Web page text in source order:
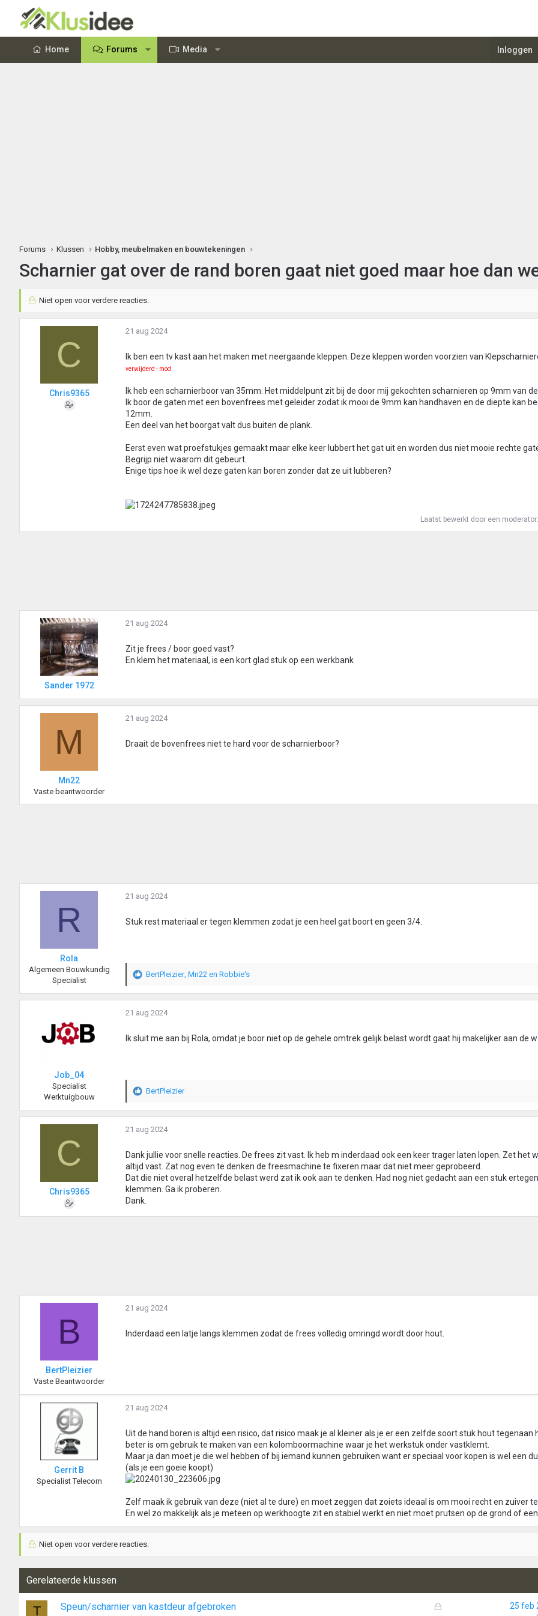
Home Forums Media Inloggen
Forums Klussen Hobby, meubelmaken en bouwtekeningen
Scharnier gat over de rand boren gaat niet goed maar hoe dan
Niet open voor verdere reacties.
C
Chris9365
21 aug 2024
Ik ben een tv kast aan het maken met neergaande kleppen. Deze kleppen worden voorzien van
verwijderd - mod
Ik heb een scharnierboor van 35mm. Het middelpunt zit bij de door mij gekochten scharnieren op 9mm van de
Ik boor de gaten met een bovenfrees met geleider zodat ik mooi de 9mm kan handhaven en de diepte kan
12mm.
Een deel van het boorgat valt dus buiten de plank.
Eerst even wat proefstukjes gemaakt maar elke keer lubbert het gat uit en worden dus niet mooie rechte
Begrijp niet waarom dit gebeurt.
Enige tips hoe ik wel deze gaten kan boren zonder dat ze uit lubberen?
Laatst bewerkt door een moderator:
Sander 1972
21 aug 2024
Zit je frees / boor goed vast?
En klem het materiaal, is een kort glad stuk op een werkbank
M
Mn22
Vaste beantwoorder
21 aug 2024
Draait de bovenfrees niet te hard voor de scharnierboor?
R
Rola
Algemeen Bouwkundig
Specialist
21 aug 2024
Stuk rest materiaal er tegen klemmen zodat je een heel gat boort en geen 3/4.
W
a
r
r
e
n
:
BertPleizier, Mn22 en Robbie's
Job_04
Specialist
Werktuigbouw
21 aug 2024
Ik sluit me aan bij Rola, omdat je boor niet op de gehele omtrek gelijk belast wordt gaat hij makelijker aan de
W
a
r
r
i
n
g
e
n
BertPleizier
C
Chris9365
21 aug 2024
Dank jullie voor snelle reacties. De frees zit vast. Ik heb m inderdaad ook een keer trager laten lopen. Zet het
altijd vast. Zat nog even te denken de freesmachine te fixeren maar dat niet meer geprobeerd.
Dat die niet overal hetzelfde belast werd zat ik ook aan te denken. Had nog niet gedacht aan een stuk
klemmen. Ga ik proberen.
Dank.
B
BertPleizier
Vaste Beantwoorder
21 aug 2024
Inderdaad een latje langs klemmen zodat de frees volledig omringd wordt door hout.
Gerrit B
Specialist Telecom
21 aug 2024
Uit de hand boren is altijd een risico, dat risico maak je al kleiner als je er een zelfde soort stuk hout tegenaan
beter is om gebruik te maken van een kolomboormachine waar je het werkstuk onder vastklemt.
Maar ja dan moet je die wel hebben of bij iemand kunnen gebruiken want er speciaal voor kopen is wel een
(als je een goeie koopt)
Zelf maak ik gebruik van deze (niet al te dure) en moet zeggen dat zoiets ideaal is om mooi recht en zuiver te
En wel zo makkelijk als je meteen op werkhoogte zit en stabiel werkt en niet moet prutsen op de grond of een
Niet open voor verdere reacties.
Gerelateerde klussen
T
G
Speun/scharnier van kastdeur afgebroken 25 feb